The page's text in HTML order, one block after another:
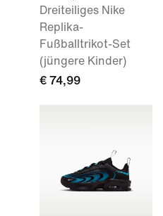
Dreiteiliges Nike
Replika-
Fußballtrikot-Set
(jüngere Kinder)
€ 74,99